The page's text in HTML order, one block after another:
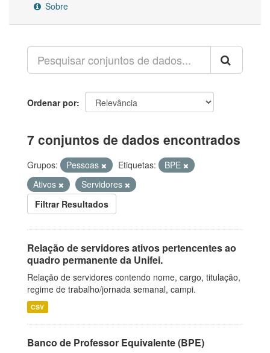
Sobre
Ordenar por
7 conjuntos de dados encontrados
Grupos: Pessoas Etiquetas:
BPE
Ativos
Servidores
Filtrar Resultados
Relação de servidores ativos pertencentes ao
quadro permanente da Unifei.
Relação de servidores contendo nome, cargo, titulação,
regime de trabalho/jornada semanal, campi.
CSV
Banco de Professor Equivalente (BPE)